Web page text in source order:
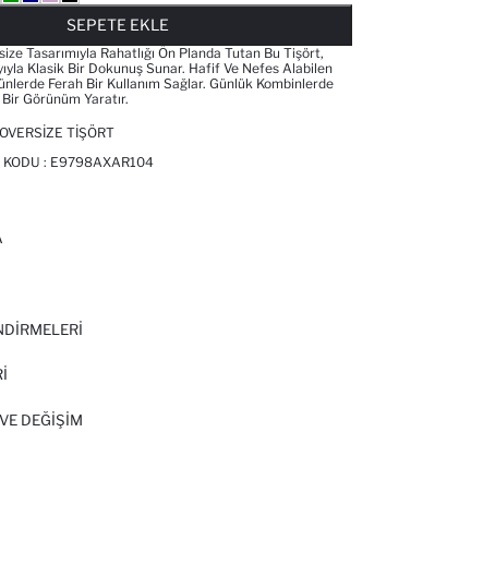
SEPETE EKLE
Tasarımıyla Rahatlığı Ön Planda Tutan Bu Tişört,
Klasik Bir Dokunuş Sunar. Hafif Ve Nefes Alabilen
Ferah Bir Kullanım Sağlar. Günlük Kombinlerde
Görünüm Yaratır.
TIŞÖRT
: E9798AXAR104
DEĞIŞIM